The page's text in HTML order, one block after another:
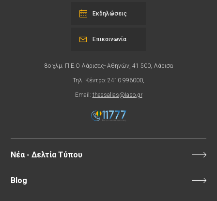
Εκδηλώσεις
8ο χλμ. Π.Ε.Ο Λάρισας- Αθηνών, 41 500, Λάρισα
Τηλ. Κέντρο: 2410 996000,
Email: thessalias@Iaso.gr
Επικοινωνία
Νέα - Δελτία Τύπου
Blog